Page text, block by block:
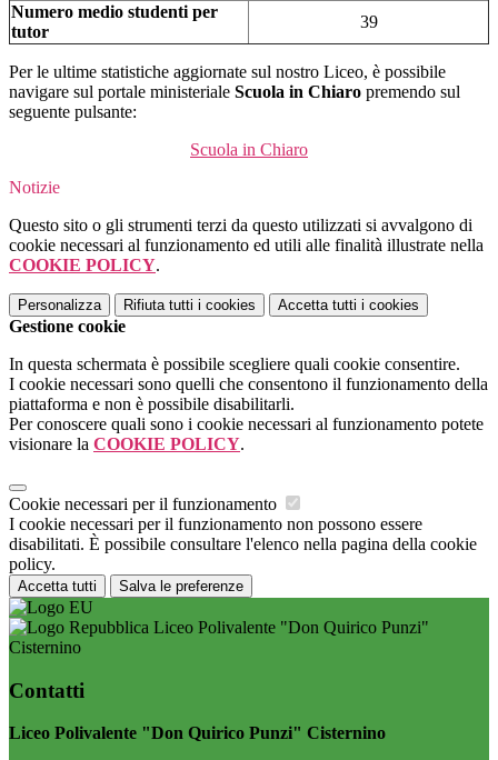
Numero medio studenti per
tutor
39
Per le ultime statistiche aggiornate sul nostro Liceo, è possibile
navigare sul portale ministeriale Scuola in Chiaro premendo sul
seguente pulsante:
Scuola in Chiaro
Notizie
Questo sito o gli strumenti terzi da questo utilizzati si avvalgono di
cookie necessari al funzionamento ed utili alle finalità illustrate nella
COOKIE POLICY.
Personalizza Rifiuta tutti i cookies Accetta tutti i cookies
Gestione cookie
In questa schermata è possibile scegliere quali cookie consentire.
I cookie necessari sono quelli che consentono il funzionamento della
piattaforma e non è possibile disabilitarli.
Per conoscere quali sono i cookie necessari al funzionamento potete
visionare la COOKIE POLICY.
Cookie necessari per il funzionamento
I cookie necessari per il funzionamento non possono essere
disabilitati. È possibile consultare l'elenco nella pagina della cookie
policy.
Accetta tutti Salva le preferenze
Liceo Polivalente "Don Quirico Punzi"
Cisternino
Contatti
Liceo Polivalente "Don Quirico Punzi" Cisternino